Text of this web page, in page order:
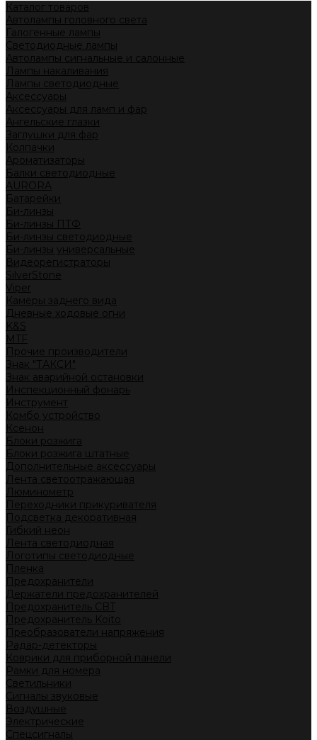
Каталог товаров
Автолампы головного света
Галогенные лампы
Светодиодные лампы
Автолампы сигнальные и салонные
Лампы накаливания
Лампы светодиодные
Аксессуары
Аксессуары для ламп и фар
Ангельские глазки
Заглушки для фар
Колпачки
Ароматизаторы
Балки светодиодные
AURORA
Батарейки
Би-линзы
Би-линзы ПТФ
Би-линзы светодиодные
Би-линзы универсальные
Видеорегистраторы
SilverStone
Viper
Камеры заднего вида
Дневные ходовые огни
K&S
MTF
Прочие производители
Знак "ТАКСИ"
Знак аварийной остановки
Инспекционный фонарь
Инструмент
Комбо устройство
Ксенон
Блоки розжига
Блоки розжига штатные
Дополнительные аксессуары
Лента светоотражающая
Люминометр
Переходники прикуривателя
Подсветка декоративная
Гибкий неон
Лента светодиодная
Логотипы светодиодные
Пленка
Предохранители
Держатели предохранителей
Предохранитель CBT
Предохранитель Koito
Преобразователи напряжения
Радар-детекторы
Коврики для приборной панели
Рамки для номера
Светильники
Сигналы звуковые
Воздушные
Электрические
Спецсигналы